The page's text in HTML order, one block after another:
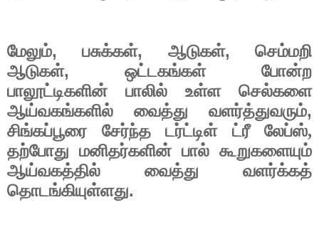
மேலும்,பசுக்கள், ஆடுகள்,செம்மறி
ஆடுகள், ஒட்டகங்கள்
போன்ற
பாலூட்டிகளின்
பாலில் உள்ள
செல்களை
ஆய்வகங்களில்
வைத்து வளர்த்துவரும்,
சிங்கப்பூரை சேர்ந்த டர்ட்டிள் ட்ரீ
லேப்ஸ்,
தற்போது மனிதர்களின் பால் கூறுகளையும்
ஆய்வகத்தில்
வைத்து
வளர்க்கத்
தொடங்கியுள்ளது.